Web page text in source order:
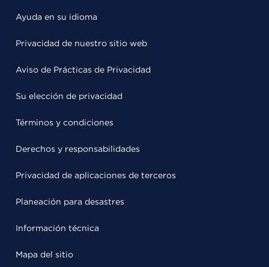
Ayuda en su idioma
Privacidad de nuestro sitio web
Aviso de Prácticas de Privacidad
Su elección de privacidad
Términos y condiciones
Derechos y responsabilidades
Privacidad de aplicaciones de terceros
Planeación para desastres
Información técnica
Mapa del sitio